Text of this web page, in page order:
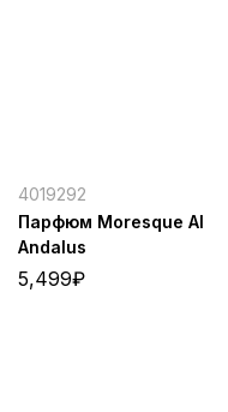
4019292
Парфюм Moresque Al
Andalus
5,499₽